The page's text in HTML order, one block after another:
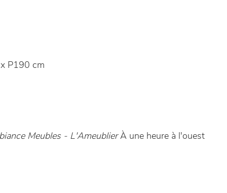
P190 cm
Meubles - L'AmeublierÀ une heure à l'ouest